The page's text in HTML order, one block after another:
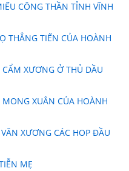
CÔNG THẦN TỈNH VĨNH
THẲNG TIẾN CỦA HOÀNH
CẨM XƯƠNG Ở THỦ DẦU
MONG XUÂN CỦA HOÀNH
XƯƠNG CÁC HOP ĐẦU
MẸ